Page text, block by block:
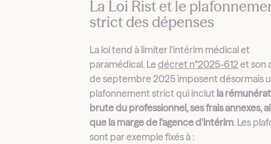
La Loi Rist et le
strict des dépenses
La loi tend à limiter l'intérim médical et
paramédical. Ledécret n°2025-612et son
de septembre 2025 imposent désormais
plafonnement strict qui inclut la
brute du professionnel, ses frais annexes,
que la marge de l'agence d'intérim. Les
sont par exemple fixés à :